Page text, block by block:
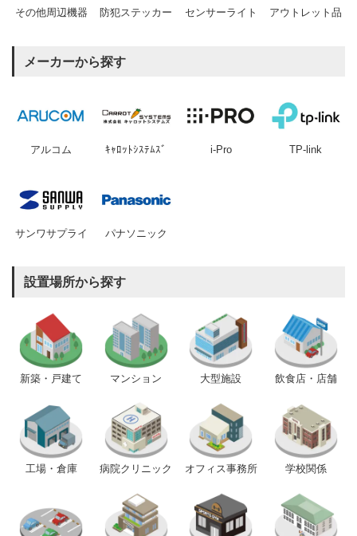
その他周辺機器 防犯ステッカー センサーライト アウトレット品
メーカーから探す
アルコム ｷｬﾛｯﾄｼｽﾃﾑｽﾞ i-Pro TP-link
サンワサプライ パナソニック
設置場所から探す
新築・戸建て マンション 大型施設 飲食店・店舗
工場・倉庫 病院クリニック オフィス事務所 学校関係